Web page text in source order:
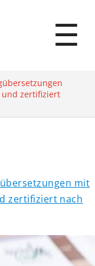
☰
und zertifiziert
mit
zertifiziert nach